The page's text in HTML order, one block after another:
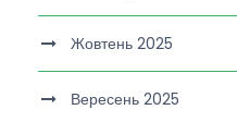
Жовтень 2025
Вересень 2025